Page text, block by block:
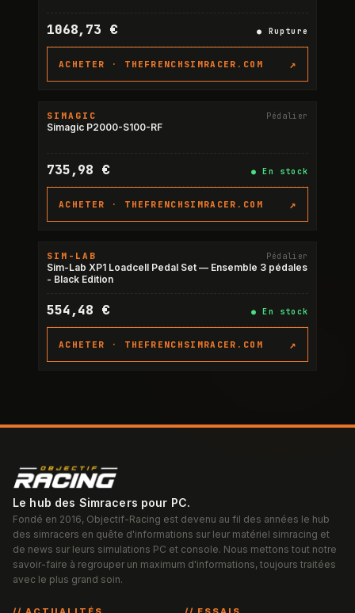
1068,73 € ● Rupture
ACHETER · THEFRENCHSIMRACER.COM ↗
SIMAGIC Pédalier
Simagic P2000-S100-RF
735,98 € ●En stock
ACHETER · THEFRENCHSIMRACER.COM ↗
SIM-LAB Pédalier
Sim-Lab XP1 Loadcell Pedal Set — Ensemble 3 pédales
- Black Edition
554,48 € ●En stock
ACHETER · THEFRENCHSIMRACER.COM ↗
Le hub des Simracers pour PC.
Fondé en 2016, Objectif-Racing est devenu au fil des années le hub
des simracers en quête d'informations sur leur matériel simracing et
de news sur leurs simulations PC et console. Nous mettons tout notre
savoir-faire à regrouper un maximum d'informations, toujours traitées
avec le plus grand soin.